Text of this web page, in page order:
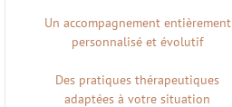
Un accompagnement entièrement
personnalisé et évolutif
Des pratiques thérapeutiques
adaptées à votre situation